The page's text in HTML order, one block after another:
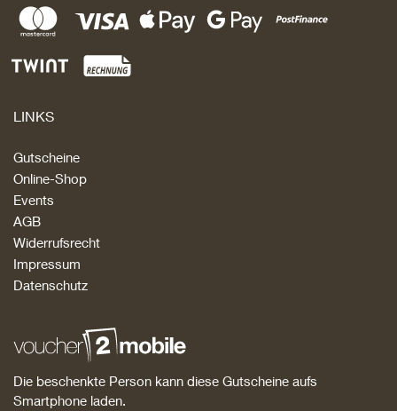
LINKS
Gutscheine
Online-Shop
Events
AGB
Widerrufsrecht
Impressum
Datenschutz
Die beschenkte Person kann diese Gutscheine aufs
Smartphone laden.